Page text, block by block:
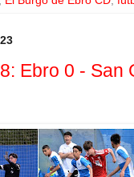
Ebro 0 - San